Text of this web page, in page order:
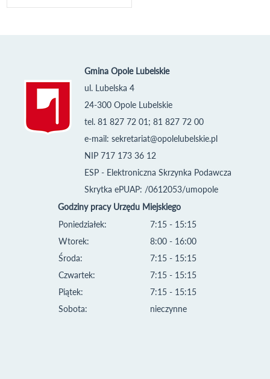
Gmina Opole Lubelskie
ul. Lubelska 4
24-300 Opole Lubelskie
tel. 81 827 72 01; 81 827 72 00
e-mail: sekretariat@opolelubelskie.pl
NIP 717 173 36 12
ESP - Elektroniczna Skrzynka Podawcza
Skrytka ePUAP: /0612053/umopole
Godziny pracy Urzędu Miejskiego
Poniedziałek:
Wtorek:
Środa:
Czwartek:
Piątek:
Sobota:
7:15 - 15:15
8:00 - 16:00
7:15 - 15:15
7:15 - 15:15
7:15 - 15:15
nieczynne